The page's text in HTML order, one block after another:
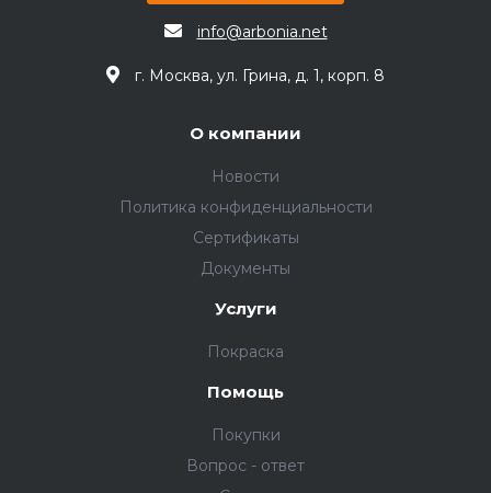
info@arbonia.net
г. Москва, ул. Грина, д. 1, корп. 8
О компании
Новости
Политика конфиденциальности
Сертификаты
Документы
Услуги
Покраска
Помощь
Покупки
Вопрос - ответ